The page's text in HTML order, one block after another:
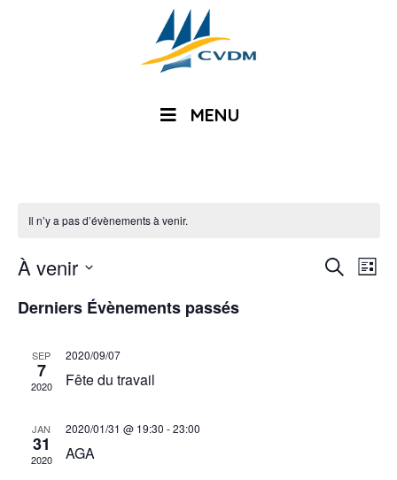
MENU
Il n’y a pas d’évènements à venir.
Recherche
de
Liste
À venir
une
Derniers Évènements passés
SEP
7
2020
2020/09/07
Fête du travail
JAN
31
2020
2020/01/31 @ 19:30 -23:00
AGA